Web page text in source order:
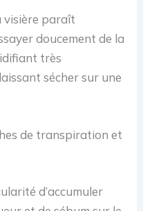
visière paraît
doucement de la
très
sécher sur une
de transpiration et
d’accumuler